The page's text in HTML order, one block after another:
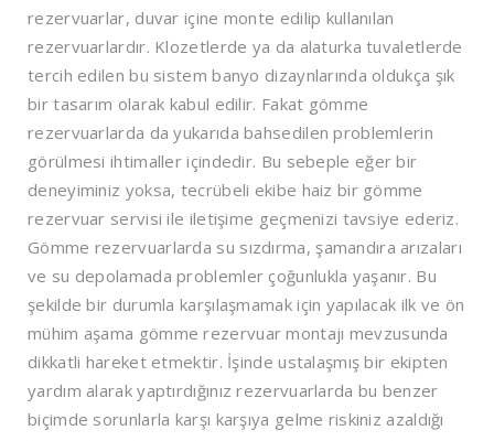
rezervuarlar, duvar içine monte edilip kullanılan
rezervuarlardır. Klozetlerde ya da alaturka tuvaletlerde
tercih edilen bu sistem banyo dizaynlarında oldukça şık
bir tasarım olarak kabul edilir. Fakat gömme
rezervuarlarda da yukarıda bahsedilen problemlerin
görülmesi ihtimaller içindedir. Bu sebeple eğer bir
deneyiminiz yoksa, tecrübeli ekibe haiz bir gömme
rezervuar servisi ile iletişime geçmenizi tavsiye ederiz.
Gömme rezervuarlarda su sızdırma, şamandıra arızaları
ve su depolamada problemler çoğunlukla yaşanır. Bu
şekilde bir durumla karşılaşmamak için yapılacak ilk ve ön
mühim aşama gömme rezervuar montajı mevzusunda
dikkatli hareket etmektir. İşinde ustalaşmış bir ekipten
yardım alarak yaptırdığınız rezervuarlarda bu benzer
biçimde sorunlarla karşı karşıya gelme riskiniz azaldığı